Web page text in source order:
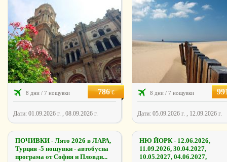
8 дни / 7 нощувки 786€
Дати: 01.09.2026 г. , 08.09.2026 г.
8 дни / 7 нощувки
Дати: 05.09.2026 г. , 12.09.2026 г.
ПОЧИВКИ - Лято 2026 в ЛАРА,
Турция -5 нощувки - автобусна
програма от София и Пловди...
НЮ ЙОРК - 12.06.2026,
11.09.2026, 30.04.2027,
10.05.2027, 04.06.2027,